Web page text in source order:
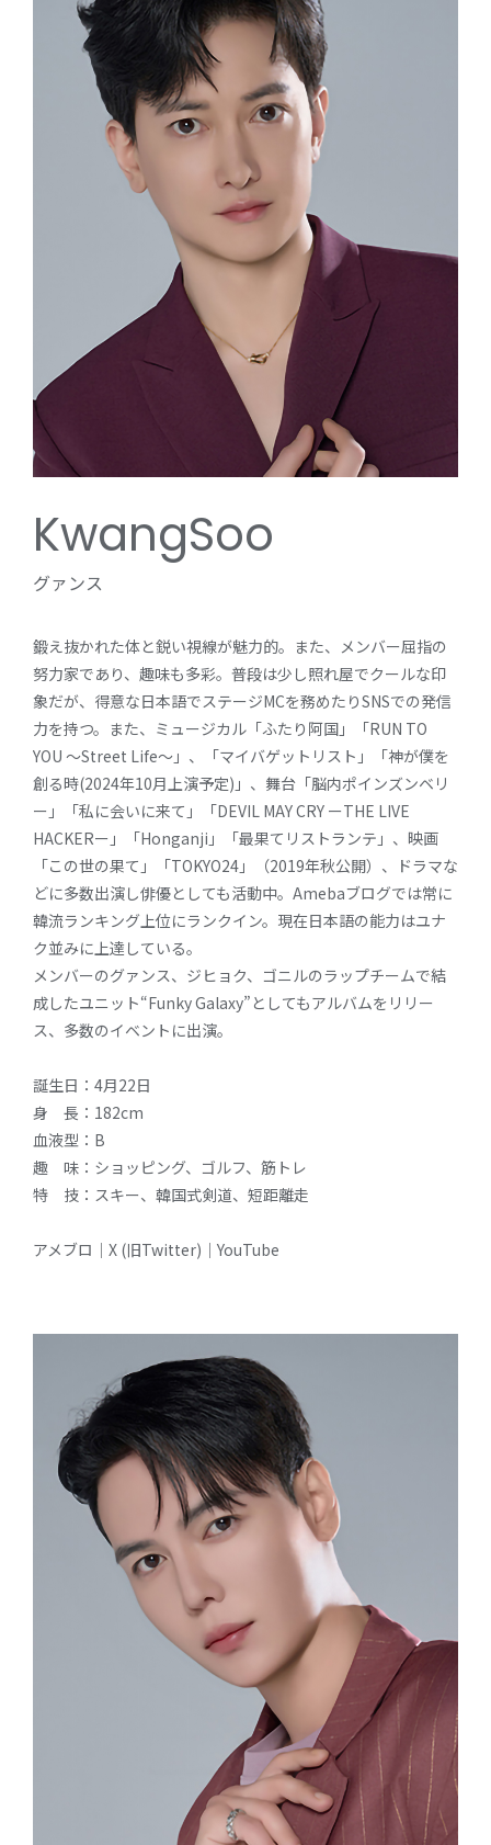
KwangSoo
グァンス
鍛え抜かれた体と鋭い視線が魅力的。また、メンバー屈指の
努力家であり、趣味も多彩。普段は少し照れ屋でクールな印
象だが、得意な日本語でステージMCを務めたりSNSでの発信
力を持つ。また、ミュージカル「ふたり阿国」「RUN TO
YOU ～Street Life～」、「マイバゲットリスト」「神が僕を
創る時(2024年10月上演予定)」、舞台「脳内ポインズンベリ
ー」「私に会いに来て」「DEVIL MAY CRY ーTHE LIVE
HACKERー」「Honganji」「最果てリストランテ」、映画
「この世の果て」「TOKYO24」（2019年秋公開）、ドラマな
どに多数出演し俳優としても活動中。Amebaブログでは常に
韓流ランキング上位にランクイン。現在日本語の能力はユナ
ク並みに上達している。
メンバーのグァンス、ジヒョク、ゴニルのラップチームで結
成したユニット“Funky Galaxy”としてもアルバムをリリー
ス、多数のイベントに出演。
誕生日：4月22日
身 長：182cm
血液型：B
趣 味：ショッピング、ゴルフ、筋トレ
特 技：スキー、韓国式剣道、短距離走
アメブロ ｜ X (旧Twitter) ｜ YouTube